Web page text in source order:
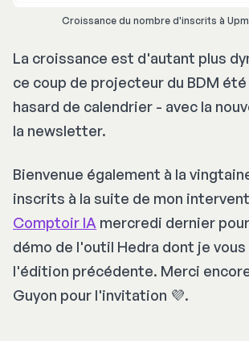
Croissance du nombre d'inscrits à
La croissance est d'autant plus
ce coup de projecteur du BDM
hasard de calendrier - avec la
la newsletter.
Bienvenue également à la
inscrits à la suite de mon
Comptoir IA mercredi dernier
démo de l'outil Hedra dont je vous
l'édition précédente. Merci
Guyon pour l'invitation 💜.